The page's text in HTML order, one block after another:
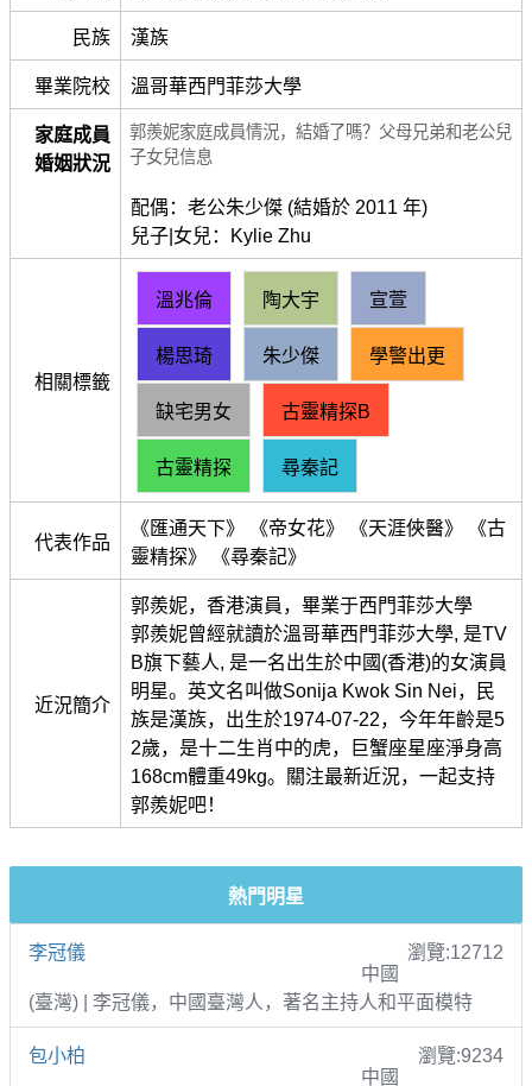
民族 漢族
畢業院校 溫哥華西門菲莎大學
家庭成員
婚姻狀況
郭羨妮家庭成員情況，結婚了嗎？父母兄弟和老公兒
子女兒信息
配偶：老公朱少傑 (結婚於 2011 年)
兒子|女兒：Kylie Zhu
相關標籤
溫兆倫 陶大宇 宣萱
楊思琦 朱少傑 學警出更
缺宅男女 古靈精探B
古靈精探 尋秦記
代表作品
《匯通天下》 《帝女花》 《天涯俠醫》 《古
靈精探》 《尋秦記》
近況簡介
郭羨妮，香港演員，畢業于西門菲莎大學
郭羨妮曾經就讀於溫哥華西門菲莎大學, 是TV
B旗下藝人, 是一名出生於中國(香港)的女演員
明星。英文名叫做Sonija Kwok Sin Nei，民
族是漢族，出生於1974-07-22，今年年齡是5
2歲，是十二生肖中的虎，巨蟹座星座淨身高
168cm體重49kg。關注最新近況，一起支持
郭羨妮吧！
熱門明星
李冠儀
瀏覽:12712
中國
(臺灣) | 李冠儀，中國臺灣人，著名主持人和平面模特
包小柏
瀏覽:9234
中國